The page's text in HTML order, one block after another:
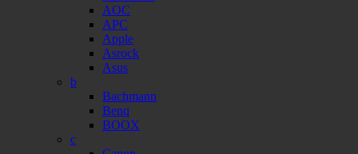
AOC
APC
Apple
Asrock
Asus
b
Bachmann
Benq
BOOX
c